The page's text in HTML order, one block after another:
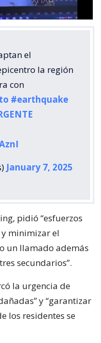
el
la región
con
#earthquake
January 7, 2025
pidió “esfuerzos
minimizar el
un llamado además
secundarios”.
la urgencia de
y “garantizar
los residentes se